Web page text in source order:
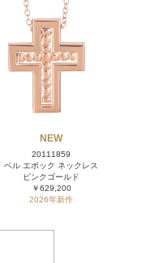
NEW
20111859
ベル エポック ネックレス
ピンクゴールド
￥629,200
2026年新作